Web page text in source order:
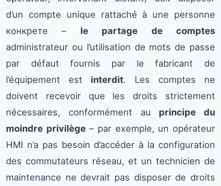
d’un compte unique rattaché à une personne
конкретe – le partage de comptes
administrateur ou l’utilisation de mots de passe
par défaut fournis par le fabricant de
l’équipement est interdit. Les comptes ne
doivent recevoir que les droits strictement
nécessaires, conformément au principe du
moindre privilège– par exemple, un opérateur
HMI n’a pas besoin d’accéder à la configuration
des commutateurs réseau, et un technicien de
maintenance ne devrait pas disposer de droits